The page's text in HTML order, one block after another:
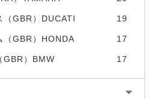
（GBR）DUCATI 19
（GBR）HONDA 17
GBR）BMW 17